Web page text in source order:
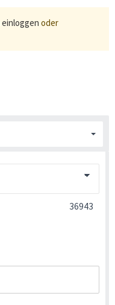
einloggen oder
36943